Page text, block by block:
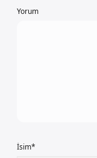
Yorum
İsim*